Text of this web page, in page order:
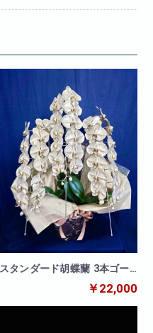
スタンダード胡蝶蘭 3本ゴー
￥22,000